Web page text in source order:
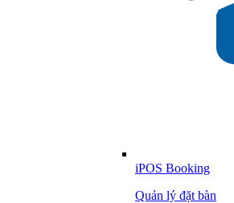
iPOS Booking
Quản lý đặt bàn